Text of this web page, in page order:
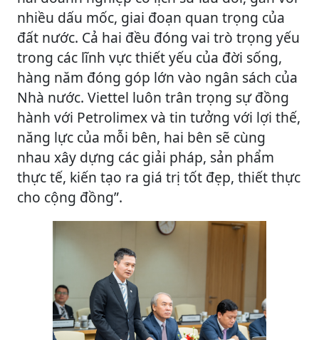
nhiều dấu mốc, giai đoạn quan trọng của
đất nước. Cả hai đều đóng vai trò trọng yếu
trong các lĩnh vực thiết yếu của đời sống,
hàng năm đóng góp lớn vào ngân sách của
Nhà nước. Viettel luôn trân trọng sự đồng
hành với Petrolimex và tin tưởng với lợi thế,
năng lực của mỗi bên, hai bên sẽ cùng
nhau xây dựng các giải pháp, sản phẩm
thực tế, kiến tạo ra giá trị tốt đẹp, thiết thực
cho cộng đồng”.